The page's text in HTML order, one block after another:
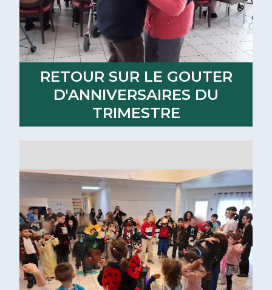
RETOUR SUR LE GOUTER
D'ANNIVERSAIRES DU
TRIMESTRE